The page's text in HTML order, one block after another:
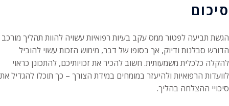
סיכום
הגשת תביעה לפטור ממס עקב בעיות רפואיות עשויה להוות תהליך מורכב
הדורש סבלנות ודיוק, אך בסופו של דבר, מימוש הזכות עשוי להוביל
להקלה כלכלית משמעותית. חשוב להכיר את זכויותיכם, להתכונן כראוי
לוועדות הרפואיות ולהיעזר במומחים במידת הצורך – כך תוכלו להגדיל את
סיכויי ההצלחה בהליך.